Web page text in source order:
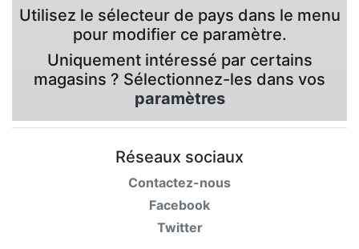
Utilisez le sélecteur de pays dans le menu
pour modifier ce paramètre.
Uniquement intéressé par certains
magasins ? Sélectionnez-les dans vos
paramètres
Réseaux sociaux
Contactez-nous
Facebook
Twitter